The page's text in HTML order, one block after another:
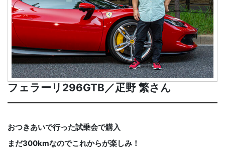
フェラーリ296GTB／疋野 繁さん
おつきあいで行った試乗会で購入
まだ300kmなのでこれからが楽しみ！